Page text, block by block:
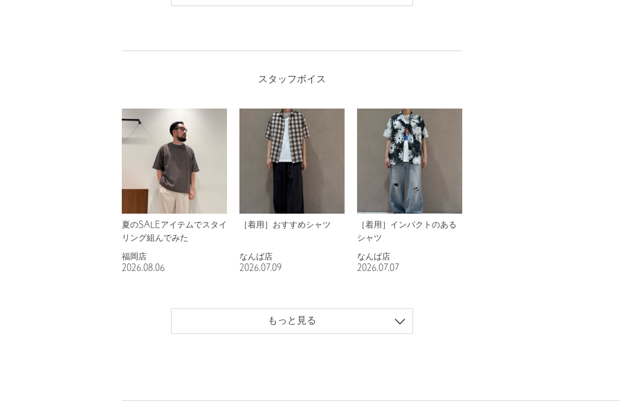
スタッフボイス
夏のSALEアイテムでスタイ
リング組んでみた
福岡店
2026.08.06
［着用］おすすめシャツ
なんば店
2026.07.09
［着用］インパクトのある
シャツ
なんば店
2026.07.07
もっと見る